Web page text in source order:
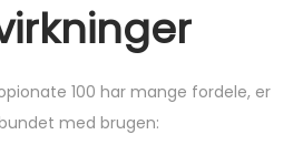
100 har mange fordele, er
med brugen: